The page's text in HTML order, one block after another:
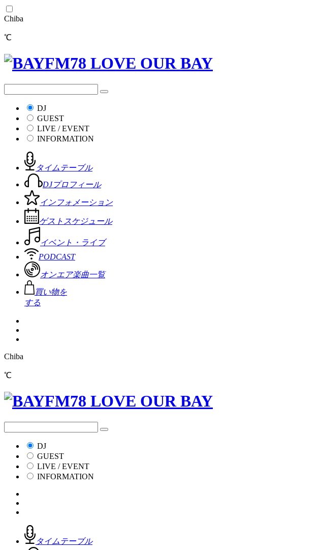
Chiba
℃
DJ
GUEST
LIVE / EVENT
INFORMATION
タイムテーブル
DJプロフィール
インフォメーション
ゲストスケジュール
イベント・ライブ
PODCAST
オンエア楽曲一覧
買い物を
する
Chiba
℃
DJ
GUEST
LIVE / EVENT
INFORMATION
タイムテーブル